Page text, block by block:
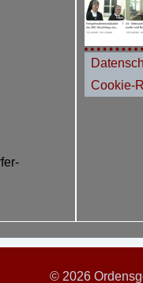
Cookie-
© 2026